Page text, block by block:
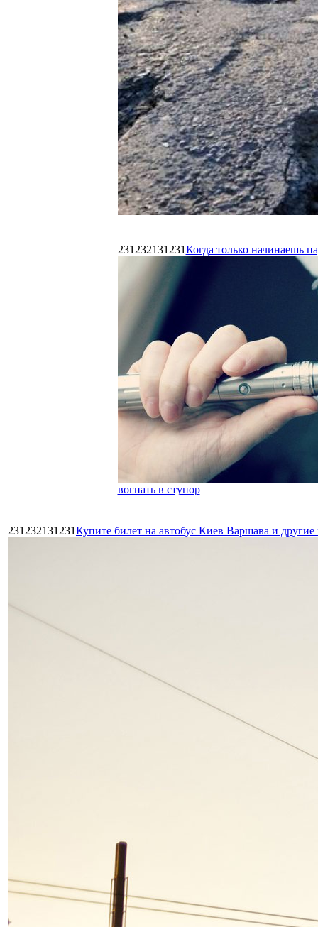
231232131231Когда только начинаешь
вогнать в ступор
231232131231Купите билет на автобус Киев Варшава и